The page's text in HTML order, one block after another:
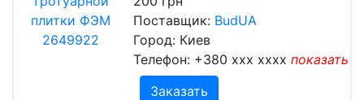
Поставщик: BudUA
Город: Киев
Телефон: +380 xxx xxxx показать
Заказать